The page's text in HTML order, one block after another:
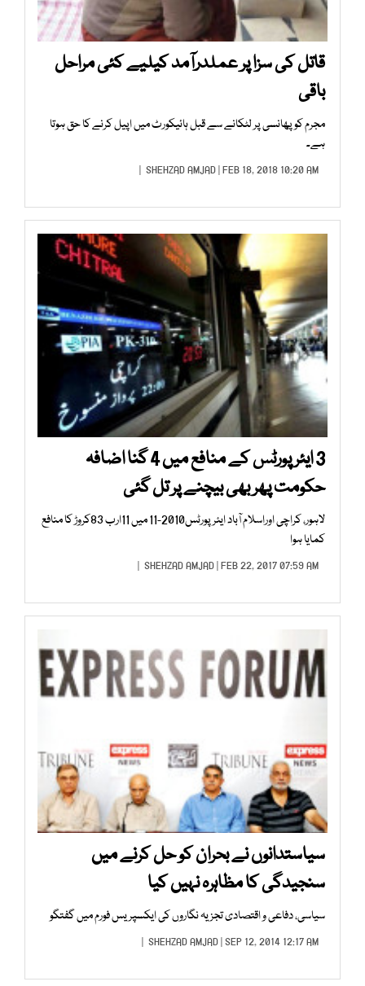
قاتل کی سزا پر عملدرآمد کیلیے کئی مراحل
باقی
مجرم کو پھانسی پر لٹکانے سے قبل ہائیکورٹ میں اپیل کرنے کا حق ہوتا
ہے۔
SHEHZAD AMJAD| FEB 18, 2018 10:20 AM |
3 ایئر پورٹس کے منافع میں 4 گنا اضافہ
حکومت پھر بھی بیچنے پر تل گئی
لاہور، کراچی اوراسلام آباد ایئر پورٹس2010-11 میں 11ارب 83کروڑ کا منافع
کمایا ہوا
SHEHZAD AMJAD| FEB 22, 2017 07:59 AM |
سیاستدانوں نے بحران کو حل کرنے میں
سنجیدگی کا مظاہرہ نہیں کیا
سیاسی، دفاعی و اقتصادی تجزیہ نگاروں کی ایکسپریس فورم میں گفتگو
SHEHZAD AMJAD| SEP 12, 2014 12:17 AM |